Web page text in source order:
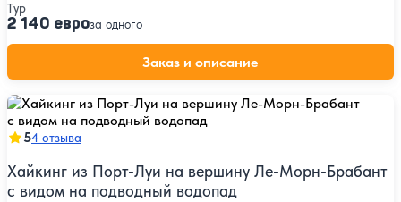
Тур
2 140 евроза одного
Заказ и описание
54 отзыва
Хайкинг из Порт-Луи на вершину Ле-Морн-Брабант
с видом на подводный водопад